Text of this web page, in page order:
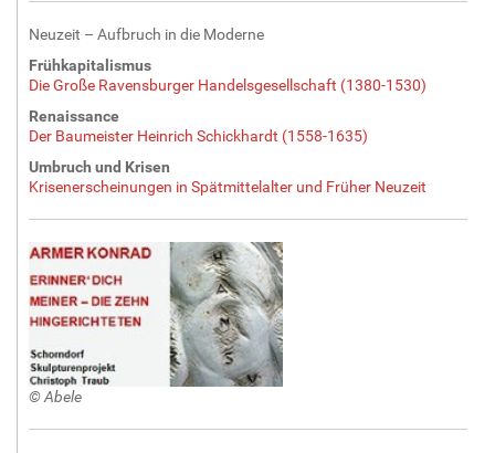
n
v
l
l
e
r
G
r
e
Neuzeit – Aufbruch in die Moderne
Frühkapitalismus
Die Große Ravensburger Handelsgesellschaft (1380-1530)
Renaissance
Der Baumeister Heinrich Schickhardt (1558-1635)
Umbruch und Krisen
Krisenerscheinungen in Spätmittelalter und Früher Neuzeit
© Abele